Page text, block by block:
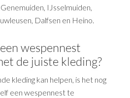
IJsselmuiden,
Dalfsen en Heino.
wespennest
de juiste kleding?
kleding kan helpen, is het nog
een wespennest te